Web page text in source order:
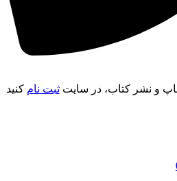
و نشر کتاب، در سایتثبت نام کنید